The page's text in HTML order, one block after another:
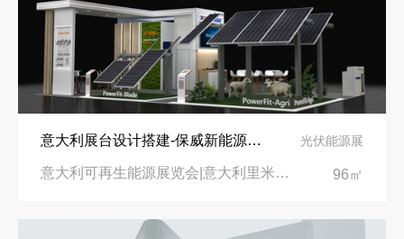
意大利展台设计搭建-保威新能源在意大利里米尼会展中心推出最新产品-中励展览设计策划公司 光伏能源展
意大利可再生能源展览会|意大利里米尼会展中心 96㎡